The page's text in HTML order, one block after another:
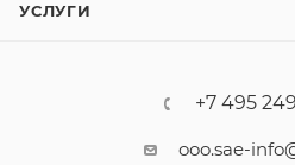
УСЛУГИ
+7 495
ooo.sae-